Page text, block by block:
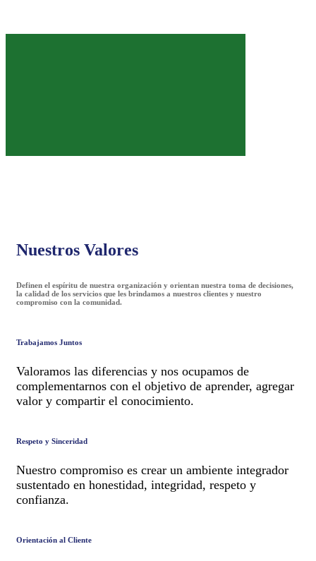
Nuestros Valores
Definen el espíritu de nuestra organización y orientan nuestra toma de decisiones,
la calidad de los servicios que les brindamos a nuestros clientes y nuestro
compromiso con la comunidad.
Trabajamos Juntos
Valoramos las diferencias y nos ocupamos de
complementarnos con el objetivo de aprender, agregar
valor y compartir el conocimiento.
Respeto y Sinceridad
Nuestro compromiso es crear un ambiente integrador
sustentado en honestidad, integridad, respeto y
confianza.
Orientación al Cliente